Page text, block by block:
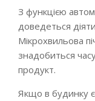
З функцією
доведеться
Мікрохвильова
знадобиться
продукт.
Якщо в будинку